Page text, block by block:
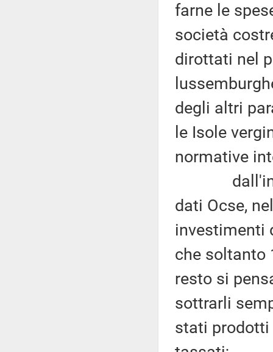
farne le
società
dirottati nel
degli altri
le Isole
normative
dati Ocse,
investimenti
che soltanto
resto si
sottrarli
stati prodotti